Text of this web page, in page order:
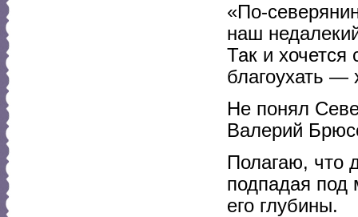
«По-
наш
Так и хочется
благоухать —
Не понял
Валерий
Полагаю, что
подпадая под
его глубины.